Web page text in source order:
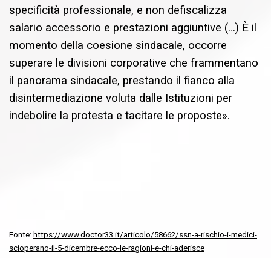
specificità professionale, e non defiscalizza
salario accessorio e prestazioni aggiuntive (…) È il
momento della coesione sindacale, occorre
superare le divisioni corporative che frammentano
il panorama sindacale, prestando il fianco alla
disintermediazione voluta dalle Istituzioni per
indebolire la protesta e tacitare le proposte».
Fonte: https://www.doctor33.it/articolo/58662/ssn-a-rischio-i-medici-
scioperano-il-5-dicembre-ecco-le-ragioni-e-chi-aderisce